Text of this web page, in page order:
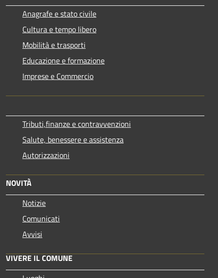
Anagrafe e stato civile
Cultura e tempo libero
Mobilità e trasporti
Educazione e formazione
Imprese e Commercio
Tributi,finanze e contravvenzioni
Salute, benessere e assistenza
Autorizzazioni
NOVITÀ
Notizie
Comunicati
Avvisi
VIVERE IL COMUNE